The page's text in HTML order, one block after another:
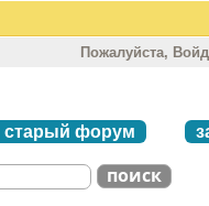
Пожалуйста,
старый форум